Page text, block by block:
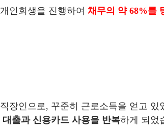
인회생을 진행하여 채무의 약 68%를
장인으로, 꾸준히 근로소득을 얻고
출과 신용카드 사용을 반복하게 되었